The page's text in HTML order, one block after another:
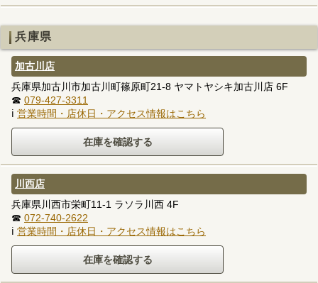
兵庫県
加古川店
兵庫県加古川市加古川町篠原町21-8 ヤマトヤシキ加古川店 6F
☎ 079-427-3311
ℹ 営業時間・店休日・アクセス情報はこちら
川西店
兵庫県川西市栄町11-1 ラソラ川西 4F
☎ 072-740-2622
ℹ 営業時間・店休日・アクセス情報はこちら